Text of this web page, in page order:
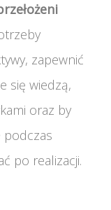
zapewnić
się wiedzą,
oraz by
podczas
po realizacji.